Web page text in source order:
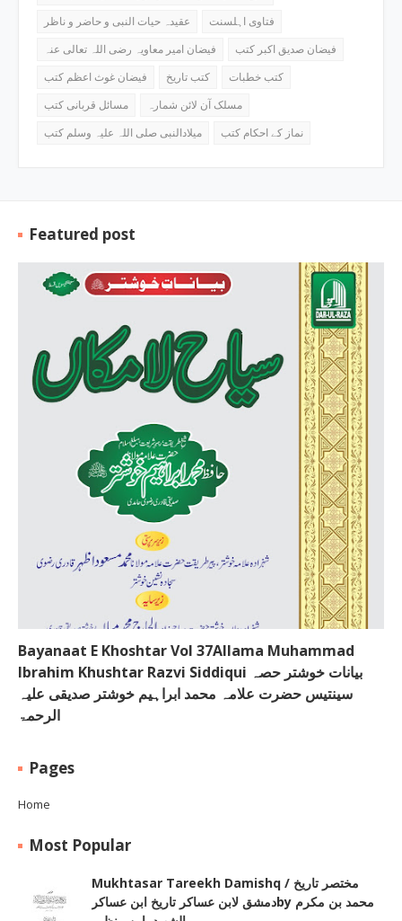
عقیدہ حیات النبی و حاضر و ناظر
فتاوی اہلسنت
فیضان امیر معاویہ رضی اللہ تعالی عنہ
فیضان صدیق اکبر کتب
فیضان غوث اعظم کتب
کتب تاریخ
کتب خطبات
مسائل قربانی کتب
مسلک آن لائن شمارہ
میلادالنبی صلی اللہ علیہ وسلم کتب
نماز کے احکام کتب
Featured post
Bayanaat E Khoshtar Vol 37Allama Muhammad
Ibrahim Khushtar Razvi Siddiqui بیانات خوشتر حصہ
سینتیس حضرت علامہ محمد ابراہیم خوشتر صدیقی علیہ
الرحمۃ
Pages
Home
Most Popular
Mukhtasar Tareekh Damishq ‎/ مختصر تاریخ
دمشق لابن عساکر تاریخ ابن عساکرby ‎محمد بن مکرم